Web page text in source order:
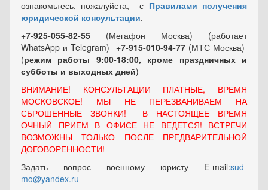
ознакомьтесь, пожалуйста, с Правилами получения
юридической консультации.
+7-925-055-82-55 (Мегафон Москва) (работает
WhatsApp и Telegram) +7-915-010-94-77 (МТС Москва)
(режим работы 9:00-18:00, кроме праздничных и
субботы и выходных дней)
ВНИМАНИЕ! КОНСУЛЬТАЦИИ ПЛАТНЫЕ, ВРЕМЯ
МОСКОВСКОЕ! МЫ НЕ ПЕРЕЗВАНИВАЕМ НА
СБРОШЕННЫЕ ЗВОНКИ! В НАСТОЯЩЕЕ ВРЕМЯ
ОЧНЫЙ ПРИЕМ В ОФИСЕ НЕ ВЕДЕТСЯ! ВСТРЕЧИ
ВОЗМОЖНЫ ТОЛЬКО ПОСЛЕ ПРЕДВАРИТЕЛЬНОЙ
ДОГОВОРЕННОСТИ!
Задать вопрос военному юристу E-mail:sud-
mo@yandex.ru